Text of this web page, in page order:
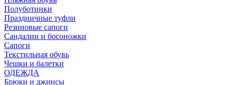
Полуботинки
Праздничные туфли
Резиновые сапоги
Сандалии и босоножки
Сапоги
Текстильная обувь
Чешки и балетки
ОДЕЖДА
Брюки и джинсы